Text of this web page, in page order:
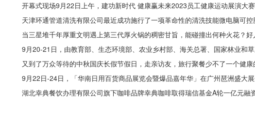
开幕式现场9月22日上午，建功新时代 健康赢未来2023员工健康运动展演大
天津环通管道清洗有限公司最近成功施行了一项革命性的清洗技能微电脑可控
当三星堆千年厚重文明遇上第三代厚火锅的稠密甘旨，能碰撞出何种火花？好
9月20-21日，由教育部、生态环境部、农业乡村部、海关总署、国家林业和
又到了万众等待的中秋国庆长假节假日，走亲访友，旅行聚餐少不了一个健康
9月22日-24日，「华南日用百货商品展览会暨爆品嘉年华」在广州琶洲盛大
湖北幸典餐饮办理有限公司旗下咖啡品牌幸典咖啡取得瑞信基金A轮一亿元融